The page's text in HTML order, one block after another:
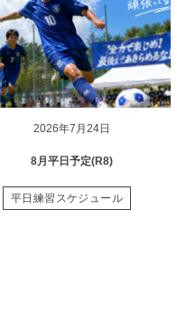
2026年7月24日
8月平日予定(R8)
平日練習スケジュール